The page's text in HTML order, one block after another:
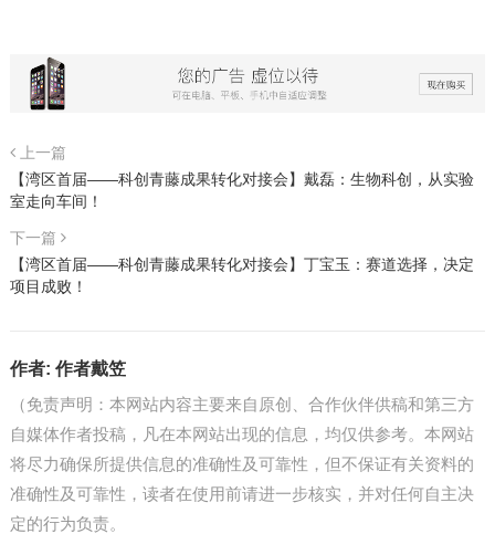
上一篇
【湾区首届——科创青藤成果转化对接会】戴磊：生物科创，从实验
室走向车间！
下一篇
【湾区首届——科创青藤成果转化对接会】丁宝玉：赛道选择，决定
项目成败！
作者: 作者戴笠
（免责声明：本网站内容主要来自原创、合作伙伴供稿和第三方
自媒体作者投稿，凡在本网站出现的信息，均仅供参考。本网站
将尽力确保所提供信息的准确性及可靠性，但不保证有关资料的
准确性及可靠性，读者在使用前请进一步核实，并对任何自主决
定的行为负责。